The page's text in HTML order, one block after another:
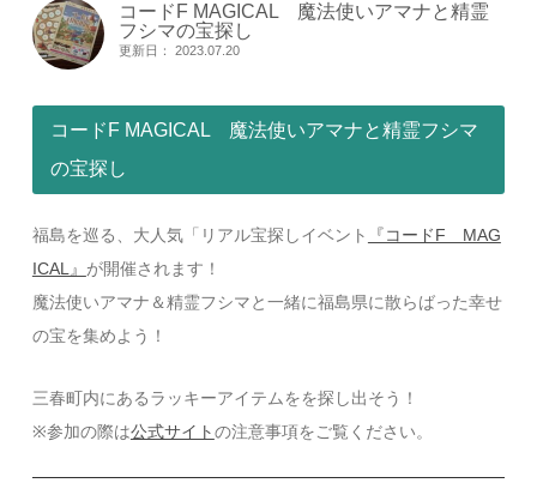
コードF MAGICAL 魔法使いアマナと精霊
フシマの宝探し
更新日： 2023.07.20
コードF MAGICAL 魔法使いアマナと精霊フシマ
の宝探し
福島を巡る、大人気「リアル宝探しイベント
『コードF MAG
ICAL』 が開催されます！
魔法使いアマナ＆精霊フシマと一緒に福島県に散らばった幸せ
の宝を集めよう！
三春町内にあるラッキーアイテムをを探し出そう！
※参加の際は公式サイトの注意事項をご覧ください。